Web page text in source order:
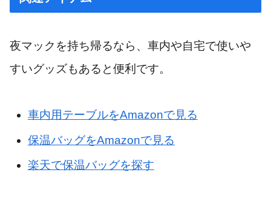
夜マックを持ち帰るなら、車内や自宅で使いや
すいグッズもあると便利です。
車内用テーブルをAmazonで見る
保温バッグをAmazonで見る
楽天で保温バッグを探す